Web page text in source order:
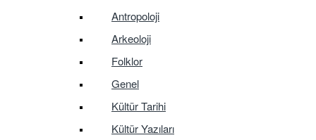
Antropoloji
Arkeoloji
Folklor
Genel
Kültür Tarihi
Kültür Yazıları